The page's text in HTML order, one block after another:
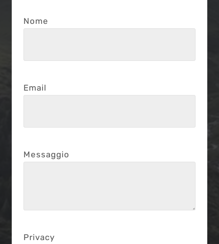
Nome
Email
Messaggio
Privacy